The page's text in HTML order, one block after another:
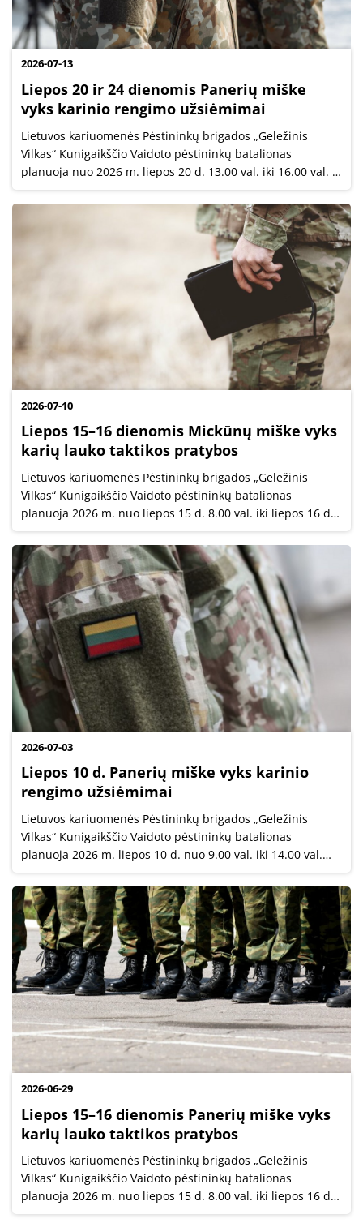
2026-07-13
Liepos 20 ir 24 dienomis Panerių miške
vyks karinio rengimo užsiėmimai
Lietuvos kariuomenės Pėstininkų brigados „Geležinis
Vilkas“ Kunigaikščio Vaidoto pėstininkų batalionas
planuoja nuo 2026 m. liepos 20 d. 13.00 val. iki 16.00 val. ir
nuo liepos 24 d. 9.00 val. iki 13.00 val. vykdyti užsiėmimus
Panerių miške.
2026-07-10
Liepos 15–16 dienomis Mickūnų miške vyks
karių lauko taktikos pratybos
Lietuvos kariuomenės Pėstininkų brigados „Geležinis
Vilkas“ Kunigaikščio Vaidoto pėstininkų batalionas
planuoja 2026 m. nuo liepos 15 d. 8.00 val. iki liepos 16 d.
17.00 val. vykdyti lauko taktikos pratybas Mickūnų miške.
2026-07-03
Liepos 10 d. Panerių miške vyks karinio
rengimo užsiėmimai
Lietuvos kariuomenės Pėstininkų brigados „Geležinis
Vilkas“ Kunigaikščio Vaidoto pėstininkų batalionas
planuoja 2026 m. liepos 10 d. nuo 9.00 val. iki 14.00 val.
vykdyti užsiėmimus Panerių miške.
2026-06-29
Liepos 15–16 dienomis Panerių miške vyks
karių lauko taktikos pratybos
Lietuvos kariuomenės Pėstininkų brigados „Geležinis
Vilkas“ Kunigaikščio Vaidoto pėstininkų batalionas
planuoja 2026 m. nuo liepos 15 d. 8.00 val. iki liepos 16 d.
17.00 val. vykdyti lauko taktikos pratybas Panerių miške.